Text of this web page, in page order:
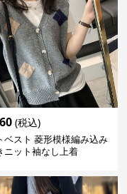
(税込)
ベスト 菱形模様編み込み
ニット袖なし上着